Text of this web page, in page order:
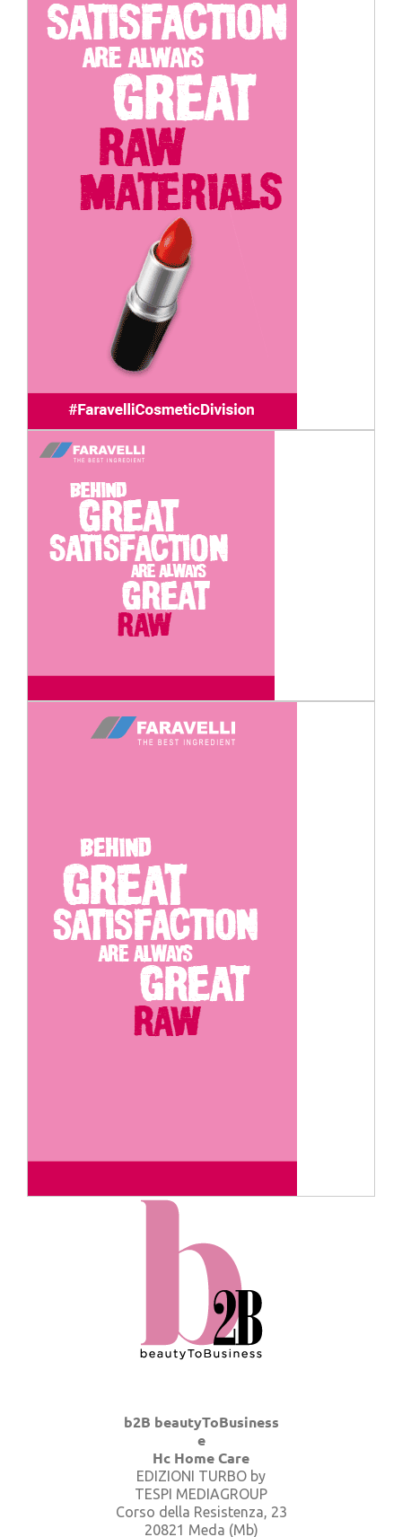
b2B beautyToBusiness
e
Hc Home Care
EDIZIONI TURBO by
TESPI MEDIAGROUP
Corso della Resistenza, 23
20821 Meda (Mb)